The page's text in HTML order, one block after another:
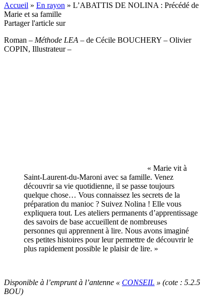
Accueil » En rayon » L’ABATTIS DE NOLINA : Précédé de
Marie et sa famille
Partager l'article sur
Roman – Méthode LEA – de Cécile BOUCHERY – Olivier
COPIN, Illustrateur –
« Marie vit à
Saint-Laurent-du-Maroni avec sa famille. Venez
découvrir sa vie quotidienne, il se passe toujours
quelque chose… Vous connaissez les secrets de la
préparation du manioc ? Suivez Nolina ! Elle vous
expliquera tout. Les ateliers permanents d’apprentissage
des savoirs de base accueillent de nombreuses
personnes qui apprennent à lire. Nous avons imaginé
ces petites histoires pour leur permettre de découvrir le
plus rapidement possible le plaisir de lire. »
Disponible à l’emprunt à l’antenne « CONSEIL » (cote : 5.2.5
BOU)